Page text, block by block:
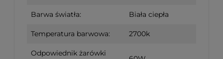
Barwa światła: Biała ciepła
Temperatura barwowa: 2700k
Odpowiednik żarówki